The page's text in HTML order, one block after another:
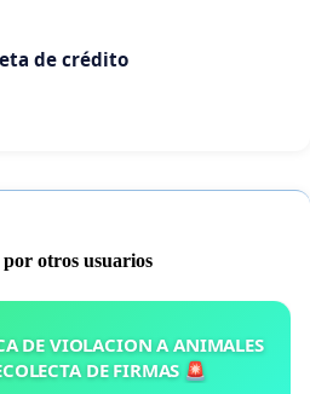
de crédito
otros usuarios
DE VIOLACION A ANIMALES
DE FIRMAS 🚨